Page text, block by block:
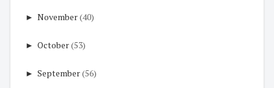
► November(40)
► October(53)
► September(56)